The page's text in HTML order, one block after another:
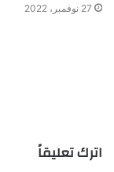
27 نوفمبر، 2022
اترك تعليقاً